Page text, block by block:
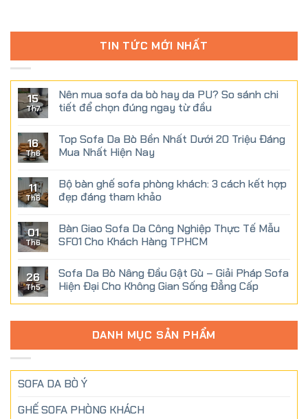
TIN TỨC MỚI NHẤT
15
Th7
Nên mua sofa da bò hay da PU? So sánh chi
tiết để chọn đúng ngay từ đầu
16
Th6
Top Sofa Da Bò Bền Nhất Dưới 20 Triệu Đáng
Mua Nhất Hiện Nay
11
Th6
Bộ bàn ghế sofa phòng khách: 3 cách kết hợp
đẹp đáng tham khảo
01
Th6
Bàn Giao Sofa Da Công Nghiệp Thực Tế Mẫu
SF01 Cho Khách Hàng TPHCM
26
Th5
Sofa Da Bò Nâng Đầu Gật Gù – Giải Pháp Sofa
Hiện Đại Cho Không Gian Sống Đẳng Cấp
DANH MỤC SẢN PHẨM
SOFA DA BÒ Ý
GHẾ SOFA PHÒNG KHÁCH